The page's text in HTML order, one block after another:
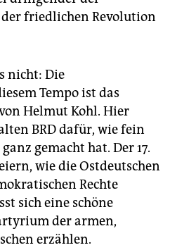
friedlichen Revolution
nicht: Die
Tempo ist das
Helmut Kohl. Hier
BRD dafür, wie fein
gemacht hat. Der 17.
wie die Ostdeutschen
Rechte
sich eine schöne
der armen,
erzählen.